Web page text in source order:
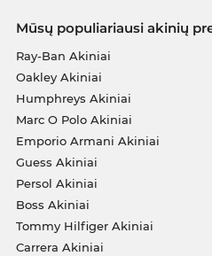
Mūsų populiariausi akinių
Ray-Ban Akiniai
Oakley Akiniai
Humphreys Akiniai
Marc O Polo Akiniai
Emporio Armani Akiniai
Guess Akiniai
Persol Akiniai
Boss Akiniai
Tommy Hilfiger Akiniai
Carrera Akiniai